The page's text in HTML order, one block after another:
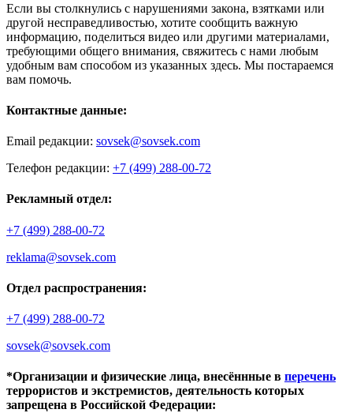
Если вы столкнулись с нарушениями закона, взятками или
другой несправедливостью, хотите сообщить важную
информацию, поделиться видео или другими материалами,
требующими общего внимания, свяжитесь с нами любым
удобным вам способом из указанных здесь. Мы постараемся
вам помочь.
Контактные данные:
Email редакции: sovsek@sovsek.com
Телефон редакции: +7 (499) 288-00-72
Рекламный отдел:
+7 (499) 288-00-72
reklama@sovsek.com
Отдел распространения:
+7 (499) 288-00-72
sovsek@sovsek.com
*Организации и физические лица, внесённные в перечень
террористов и экстремистов, деятельность которых
запрещена в Российской Федерации: